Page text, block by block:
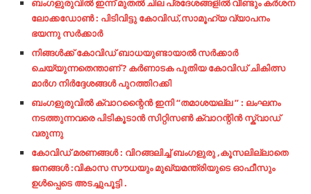
ബംഗളുരുവിൽ ഇന്ന് മുതൽ ചില പ്രദേശങ്ങളിൽ വീണ്ടും കർശന
ലോക്കഡോൺ : പിടിവിട്ടു കോവിഡ്,സാമൂഹ്യ വ്യാപനം
ഭയന്നു സർക്കാർ
നിങ്ങൾക്ക് കോവിഡ് ബാധയുണ്ടായാൽ സർക്കാർ
ചെയ്യുന്നതെന്താണ് ? കർണാടക പുതിയ കോവിഡ് ചികിത്സ
മാർഗ നിർദ്ദേശങ്ങൾ പുറത്തിറക്കി
ബംഗളുരുവിൽ ക്വാറന്റൈൻ ഇനി “തമാശയല്ല ” : ലംഘനം
നടത്തുന്നവരെ പിടികൂടാൻ സിറ്റിസൺ ക്വാറന്റിൻ സ്ക്വാഡ്
വരുന്നു
കോവിഡ് മരണങ്ങൾ : വിറങ്ങലിച്ച് ബംഗളുരു ,കൂസലില്ലാതെ
ജനങ്ങൾ :വികാസ സൗധയും മുഖ്യമന്ത്രിയുടെ ഓഫീസും
ഉൾപ്പെടെ അടച്ചുപൂട്ടി .